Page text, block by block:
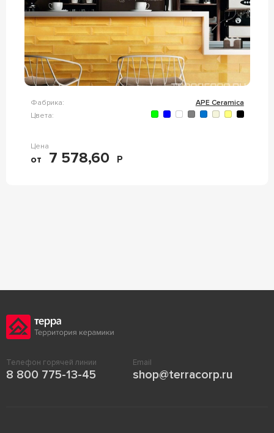
Фабрика:
APE Ceramica
Цвета:
Цена
от 7 578,60 Р
Телефон горячей линии
8 800 775-13-45
Email
shop@terracorp.ru